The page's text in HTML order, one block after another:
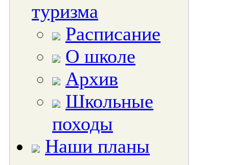
туризма
Расписание
О школе
Архив
Школьные
походы
Наши планы